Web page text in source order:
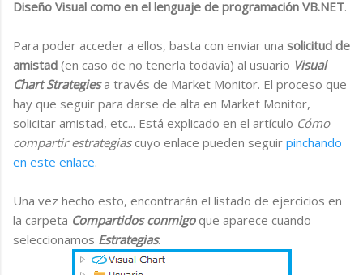
Diseño Visual como en el lenguaje de programación VB.NET.
Para poder acceder a ellos, basta con enviar una solicitud de
amistad (en caso de no tenerla todavía) al usuario Visual
Chart Strategiesa través de Market Monitor. El proceso que
hay que seguir para darse de alta en Market Monitor,
solicitar amistad, etc... Está explicado en el artículo Cómo
compartir estrategiascuyo enlace pueden seguir pinchando
en este enlace.
Una vez hecho esto, encontrarán el listado de ejercicios en
la carpeta Compartidos conmigoque aparece cuando
seleccionamos Estrategias: